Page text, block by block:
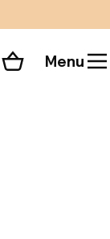
Winkelmand
Menu